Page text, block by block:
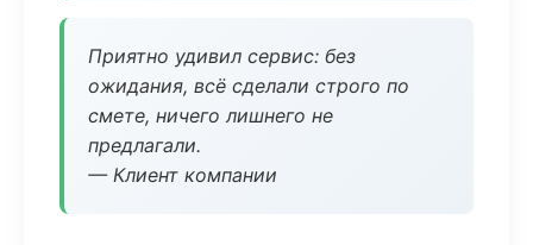
Приятно удивил сервис: без
ожидания, всё сделали строго по
смете, ничего лишнего не
предлагали.
— Клиент компании